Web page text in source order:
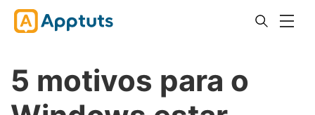
5 motivos para o